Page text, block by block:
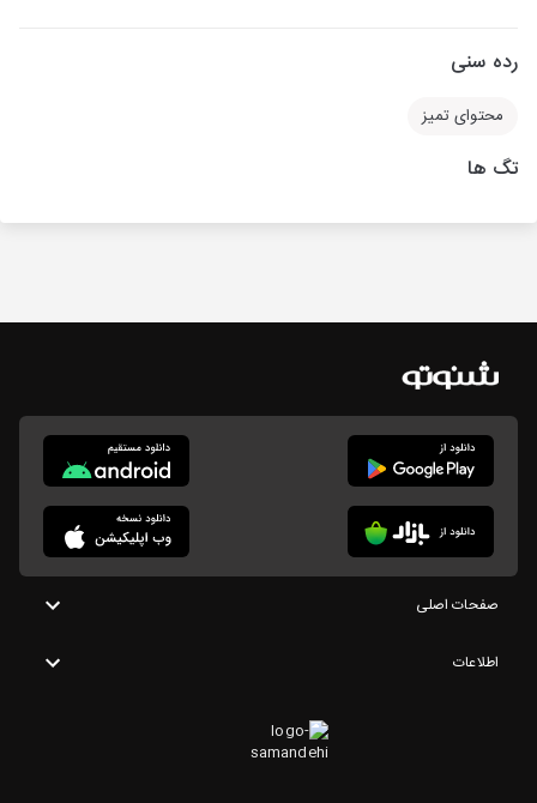
رده سنی
محتوای تمیز
تگ ها
صفحات اصلی
اطلاعات